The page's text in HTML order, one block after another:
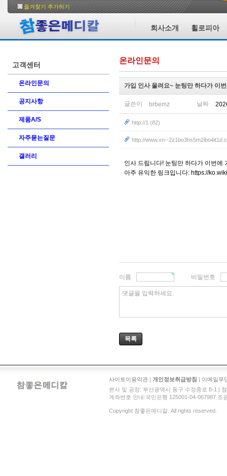
즐겨찾기 추가하기
회사소개 휠로피아
고객센터
온라인문의
공지사항
제품A/S
자주묻는질문
갤러리
온라인문의
가입 인사 올려요~ 눈팅만 하다가 이
글쓴이 brbemz 날짜
http://1 (82)
http://www.xn--
인사 드립니다! 눈팅만 하다가 이번에
아주 유익한 링크입니다: https://
이름 비밀번호
댓글을 입력하세요.
목록
사이트이용약관 | 개인정보취급방침 | 이메일무
본사 및 공장: 부산광역시 동구 수정중로 8-1 |
계좌번호 안내:국민은행 125001-04-067987 조
Copyright 참좋은메디칼. All rights reserved.